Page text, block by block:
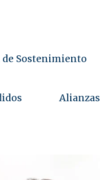
de Sostenimiento
Alianzas
adoss